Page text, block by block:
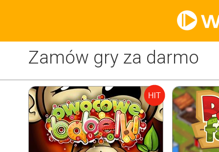
Zamów gry za darmo